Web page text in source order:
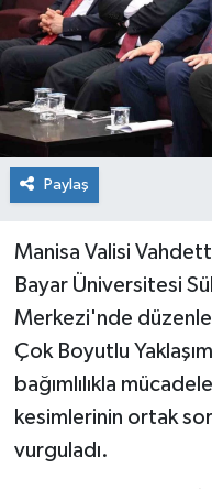
Paylaş
Manisa Valisi
Bayar Üniversitesi
Merkezi'nde
Çok Boyutlu
bağımlılıkla
kesimlerinin ortak
vurguladı.